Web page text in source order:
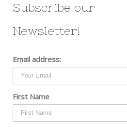
Subscribe our
Newsletter!
Email address:
First Name